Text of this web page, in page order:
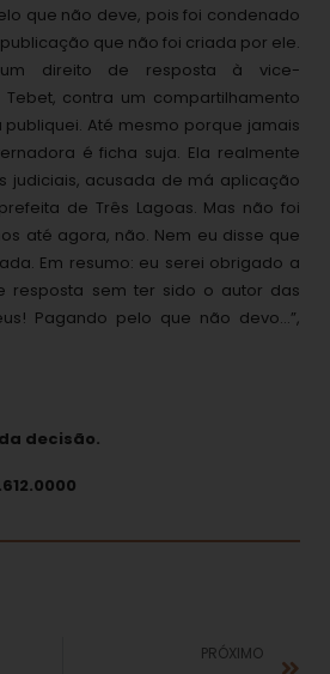
que não deve, pois foi condenado
que não foi criada por ele.
um direito de resposta à vice-
contra um compartilhamento
Até mesmo porque jamais
é ficha suja. Ela realmente
judiciais, acusada de má aplicação
de Três Lagoas. Mas não foi
até agora, não. Nem eu disse que
Em resumo: eu serei obrigado a
resposta sem ter sido o autor das
Pagando pelo que não devo…”,
decisão.
PRÓXIMO